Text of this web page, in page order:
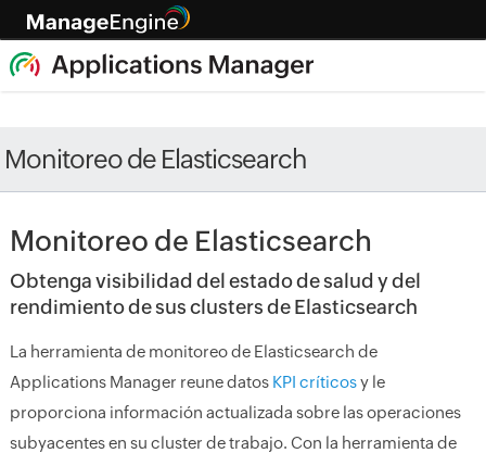
Monitoreo de Elasticsearch
Monitoreo de Elasticsearch
Obtenga visibilidad del estado de salud y del
rendimiento de sus clusters de Elasticsearch
La herramienta de monitoreo de Elasticsearch de
Applications Manager reune datos KPI críticosy le
proporciona información actualizada sobre las operaciones
subyacentes en su cluster de trabajo. Con la herramienta de